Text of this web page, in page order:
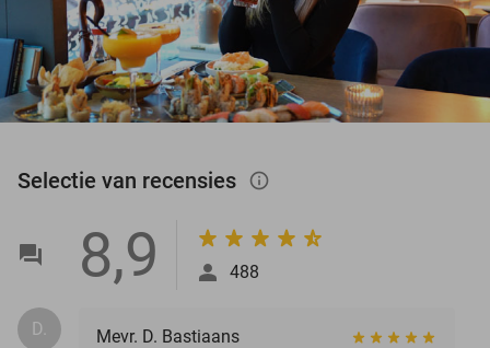
Selectie van recensies info_outlined
8,9 488
D.
Mevr. D. Bastiaans